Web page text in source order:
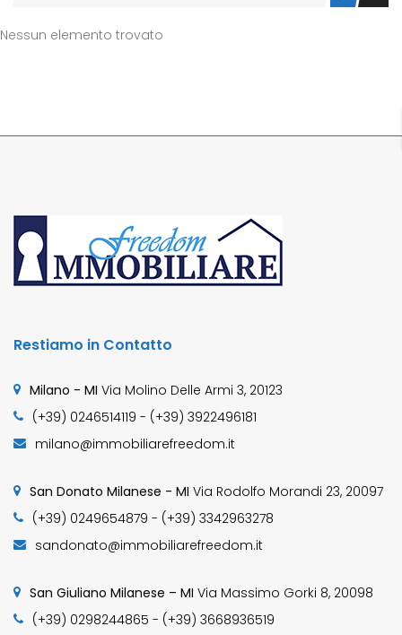
Nessun elemento trovato
Restiamo in Contatto
Milano - MI Via Molino Delle Armi 3, 20123
(+39) 0246514119 - (+39) 3922496181
milano@immobiliarefreedom.it
San Donato Milanese - MI Via Rodolfo Morandi 23, 20097
(+39) 0249654879 - (+39) 3342963278
sandonato@immobiliarefreedom.it
San Giuliano Milanese – MI Via Massimo Gorki 8, 20098
(+39) 0298244865 - (+39) 3668936519